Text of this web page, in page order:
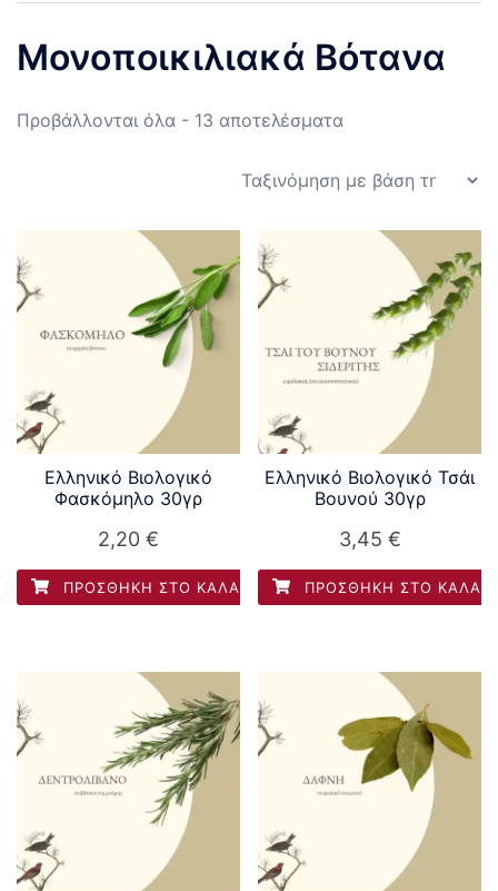
Μονοποικιλιακά Βότανα
Προβάλλονται όλα - 13 αποτελέσματα
popularity
Ελληνικό Βιολογικό
Φασκόμηλο 30γρ
2,20 €
ΠΡΟΣΘΉΚΗ ΣΤΟ ΚΑΛΆΘΙ
Ελληνικό Βιολογικό Τσάι
Βουνού 30γρ
3,45 €
ΠΡΟΣΘΉΚΗ ΣΤΟ ΚΑΛΆΘΙ